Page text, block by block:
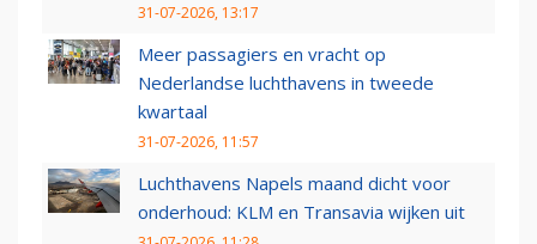
31-07-2026, 13:17
Meer passagiers en vracht op
Nederlandse luchthavens in tweede
kwartaal
31-07-2026, 11:57
Luchthavens Napels maand dicht voor
onderhoud: KLM en Transavia wijken uit